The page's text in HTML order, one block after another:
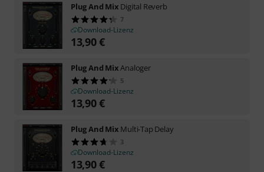
Plug And Mix Digital Reverb
7
Download-Lizenz
13,90€
Plug And MixAnaloger
5
Download-Lizenz
13,90€
Plug And Mix Multi-Tap Delay
3
Download-Lizenz
13,90€